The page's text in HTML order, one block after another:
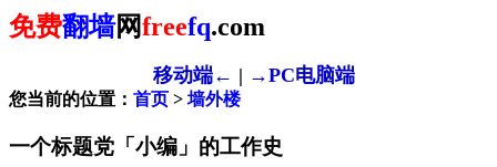
免费翻墙网freefq.com
移动端← | →PC电脑端
您当前的位置： 首页 > 墙外楼
一个标题党「小编」的工作史